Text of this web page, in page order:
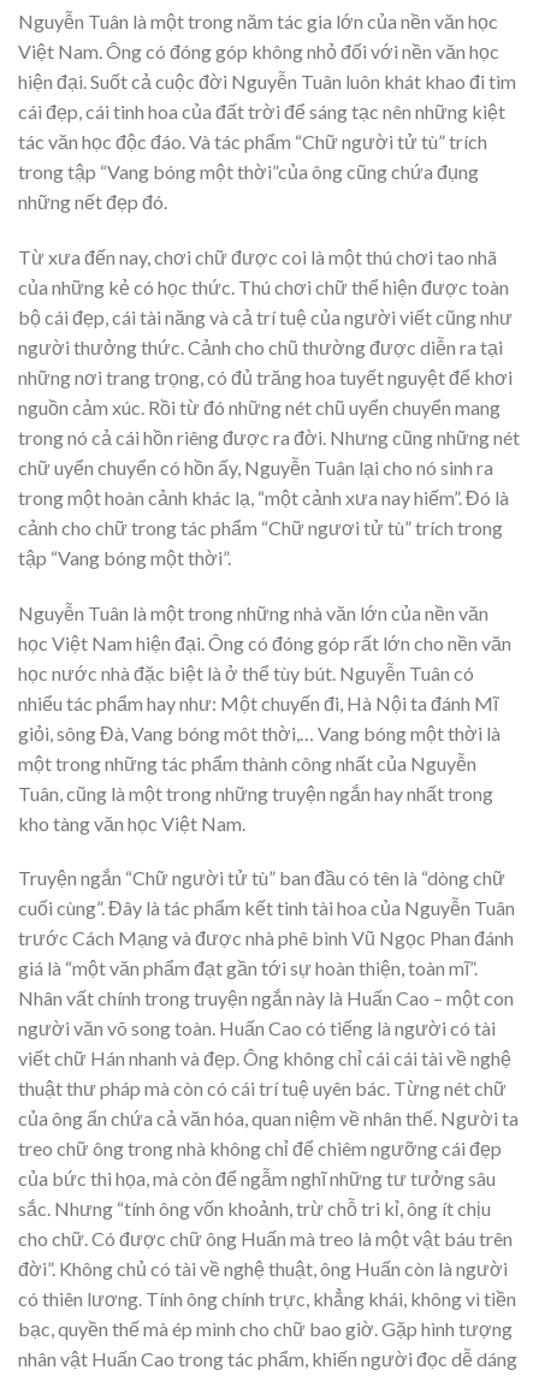
Nguyễn Tuân là một trong năm tác gia lớn của nền văn học
Việt Nam. Ông có đóng góp không nhỏ đối với nền văn học
hiện đại. Suốt cả cuộc đời Nguyễn Tuân luôn khát khao đi tìm
cái đẹp, cái tinh hoa của đất trời để sáng tạc nên những kiệt
tác văn học độc đáo. Và tác phẩm “Chữ người tử tù” trích
trong tập “Vang bóng một thời”của ông cũng chứa đụng
những nết đẹp đó.
Từ xưa đến nay, chơi chữ được coi là một thú chơi tao nhã
của những kẻ có học thức. Thú chơi chữ thể hiện được toàn
bộ cái đẹp, cái tài năng và cả trí tuệ của người viết cũng như
người thưởng thức. Cảnh cho chũ thường được diễn ra tại
những nơi trang trọng, có đủ trăng hoa tuyết nguyệt để khơi
nguồn cảm xúc. Rồi từ đó những nét chũ uyển chuyển mang
trong nó cả cái hồn riêng được ra đời. Nhưng cũng những nét
chữ uyển chuyển có hồn ấy, Nguyễn Tuân lại cho nó sinh ra
trong một hoàn cảnh khác lạ, “một cảnh xưa nay hiếm”. Đó là
cảnh cho chữ trong tác phẩm “Chữ ngươi tử tù” trích trong
tập “Vang bóng một thời”.
Nguyễn Tuân là một trong những nhà văn lớn của nền văn
học Việt Nam hiện đại. Ông có đóng góp rất lớn cho nền văn
học nước nhà đặc biệt là ở thể tùy bút. Nguyễn Tuân có
nhiểu tác phẩm hay như: Một chuyến đi, Hà Nội ta đánh Mĩ
giỏi, sông Đà, Vang bóng môt thời,… Vang bóng một thời là
một trong những tác phẩm thành công nhất của Nguyễn
Tuân, cũng là một trong những truyện ngắn hay nhất trong
kho tàng văn học Việt Nam.
Truyện ngắn “Chữ người tử tù” ban đầu có tên là “dòng chữ
cuối cùng”. Đây là tác phẩm kết tinh tài hoa của Nguyễn Tuân
trước Cách Mạng và được nhà phê bình Vũ Ngọc Phan đánh
giá là “một văn phẩm đạt gần tới sự hoàn thiện, toàn mĩ”.
Nhân vất chính trong truyện ngắn này là Huấn Cao – một con
người văn võ song toàn. Huấn Cao có tiếng là người có tài
viết chữ Hán nhanh và đẹp. Ông không chỉ cái cái tài về nghệ
thuật thư pháp mà còn có cái trí tuệ uyên bác. Từng nét chữ
của ông ẩn chứa cả văn hóa, quan niệm về nhân thế. Người ta
treo chữ ông trong nhà không chỉ để chiêm ngưỡng cái đẹp
của bức thi họa, mà còn để ngẫm nghĩ những tư tưởng sâu
sắc. Nhưng “tính ông vốn khoảnh, trừ chỗ tri kỉ, ông ít chịu
cho chữ. Có được chữ ông Huấn mà treo là một vật báu trên
đời”. Không chủ có tài về nghệ thuật, ông Huấn còn là người
có thiên lương. Tính ông chính trực, khẳng khái, không vì tiền
bạc, quyền thế mà ép mình cho chữ bao giờ. Gặp hình tượng
nhân vật Huấn Cao trong tác phẩm, khiến người đọc dễ dáng